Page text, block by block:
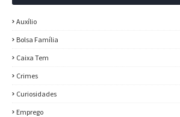
Auxílio
Bolsa Família
Caixa Tem
Crimes
Curiosidades
Emprego